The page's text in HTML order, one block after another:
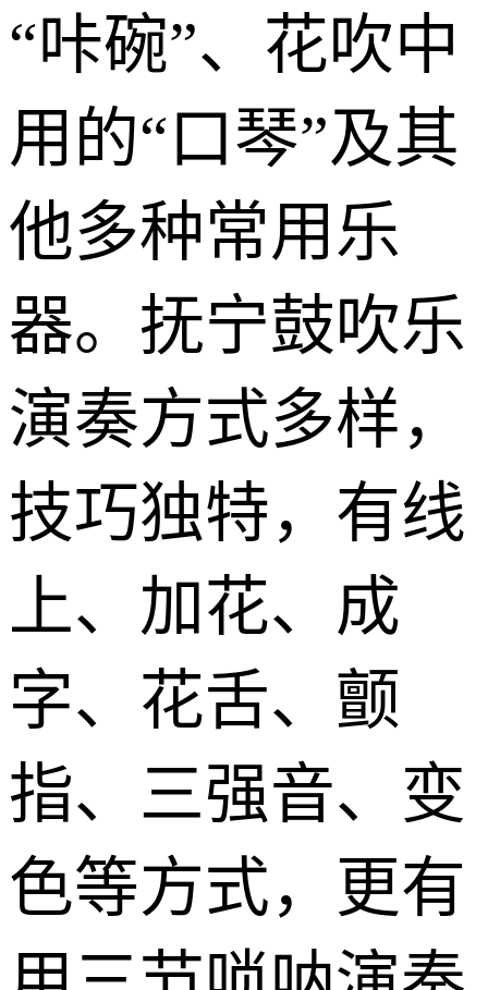
“咔碗”、花吹中
用的“口琴”及其
他多种常用乐
器。抚宁鼓吹乐
演奏方式多样，
技巧独特，有线
上、加花、成
字、花舌、颤
指、三强音、变
色等方式，更有